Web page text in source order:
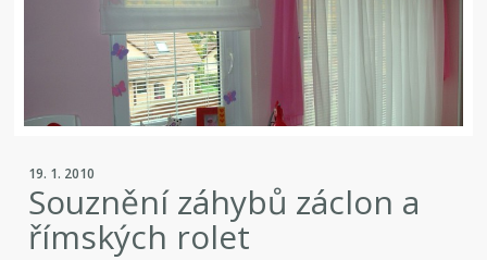
19. 1. 2010
Souznění záhybů záclon a
římských rolet